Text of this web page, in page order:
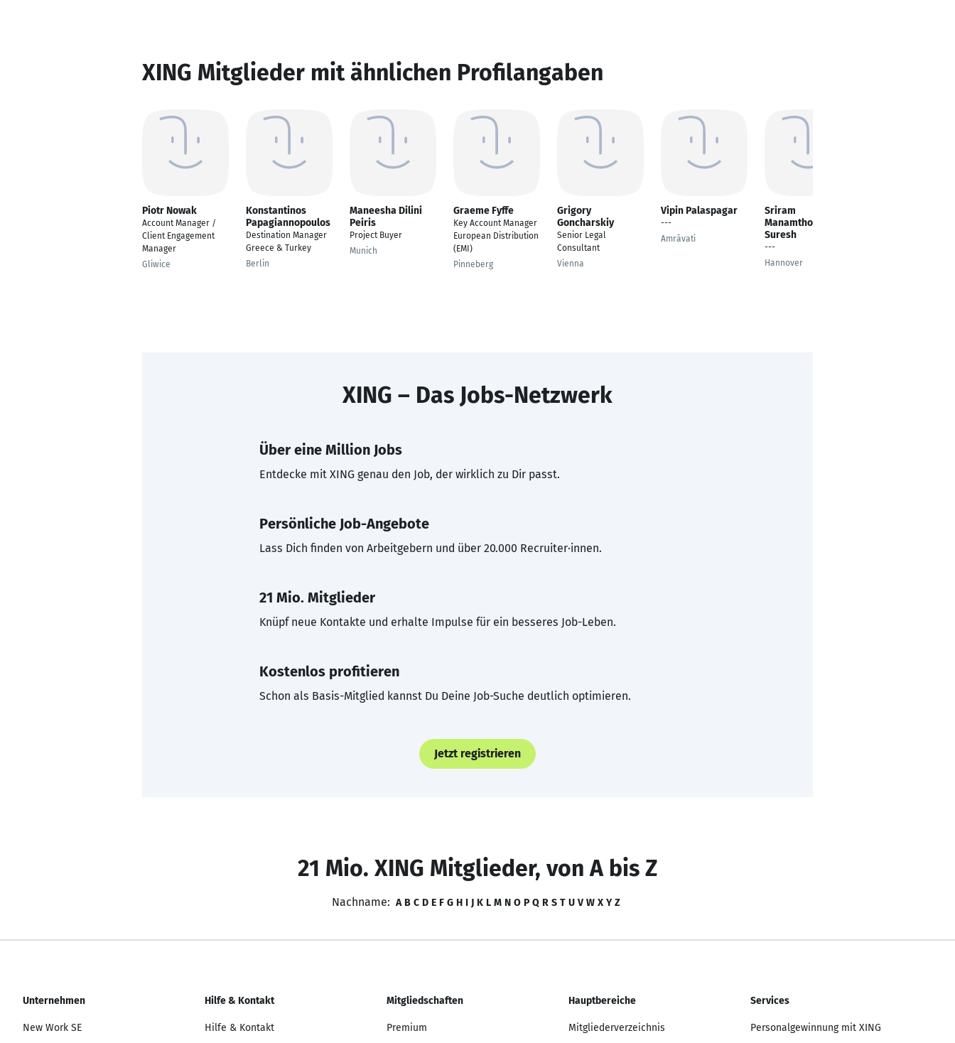
XING Mitglieder mit ähnlichen Profilangaben
Piotr Nowak
Account Manager /
Client Engagement
Manager
Gliwice
Konstantinos
Papagiannopoulos
Destination Manager
Greece & Turkey
Berlin
Maneesha Dilini
Peiris
Project Buyer
Munich
Graeme Fyffe
Key Account Manager
European Distribution
(EMI)
Pinneberg
Grigory
Goncharskiy
Senior Legal
Consultant
Vienna
Vipin Palaspagar
---
Amrāvati
Sriram
Manamthodi
Suresh
---
Hannover
XING – Das Jobs-Netzwerk
Über eine Million Jobs
Entdecke mit XING genau den Job, der wirklich zu Dir passt.
Persönliche Job-Angebote
Lass Dich finden von Arbeitgebern und über 20.000 Recruiter·innen.
21 Mio. Mitglieder
Knüpf neue Kontakte und erhalte Impulse für ein besseres Job-Leben.
Kostenlos profitieren
Schon als Basis-Mitglied kannst Du Deine Job-Suche deutlich optimieren.
Jetzt registrieren
21 Mio. XING Mitglieder, von A bis Z
Nachname: A B C D E F G H I J K L M N O P Q R S T U V W X Y Z
Unternehmen
New Work SE
Hilfe & Kontakt
Hilfe & Kontakt
Mitgliedschaften
Premium
Hauptbereiche
Mitgliederverzeichnis
Services
Personalgewinnung mit XING